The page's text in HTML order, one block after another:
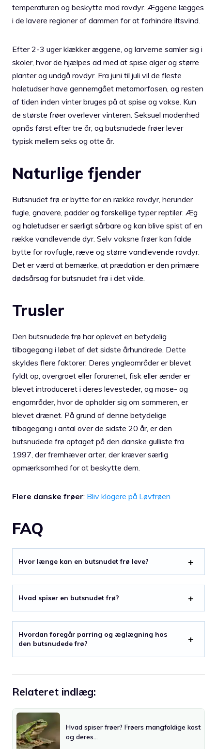
temperaturen og beskytte mod rovdyr. Æggene lægges
i de lavere regioner af dammen for at forhindre iltsvind.
Efter 2-3 uger klækker æggene, og larverne samler sig i
skoler, hvor de hjælpes ad med at spise alger og større
planter og undgå rovdyr. Fra juni til juli vil de fleste
haletudser have gennemgået metamorfosen, og resten
af tiden inden vinter bruges på at spise og vokse. Kun
de største frøer overlever vinteren. Seksuel modenhed
opnås først efter tre år, og butsnudede frøer lever
typisk mellem seks og otte år.
Naturlige fjender
Butsnudet frø er bytte for en række rovdyr, herunder
fugle, gnavere, padder og forskellige typer reptiler. Æg
og haletudser er særligt sårbare og kan blive spist af en
række vandlevende dyr. Selv voksne frøer kan falde
bytte for rovfugle, ræve og større vandlevende rovdyr.
Det er værd at bemærke, at prædation er den primære
dødsårsag for butsnudet frø i det vilde.
Trusler
Den butsnudede frø har oplevet en betydelig
tilbagegang i løbet af det sidste århundrede. Dette
skyldes flere faktorer: Deres yngleområder er blevet
fyldt op, overgroet eller forurenet, fisk eller ænder er
blevet introduceret i deres levesteder, og mose- og
engområder, hvor de opholder sig om sommeren, er
blevet drænet. På grund af denne betydelige
tilbagegang i antal over de sidste 20 år, er den
butsnudede frø optaget på den danske gulliste fra
1997, der fremhæver arter, der kræver særlig
opmærksomhed for at beskytte dem.
Flere danske frøer: Bliv klogere på Løvfrøen
FAQ
Hvor længe kan en butsnudet frø leve?
Hvad spiser en butsnudet frø?
Hvordan foregår parring og æglægning hos
den butsnudede frø?
Relateret indlæg:
Hvad spiser frøer? Frøers mangfoldige kost
og deres…